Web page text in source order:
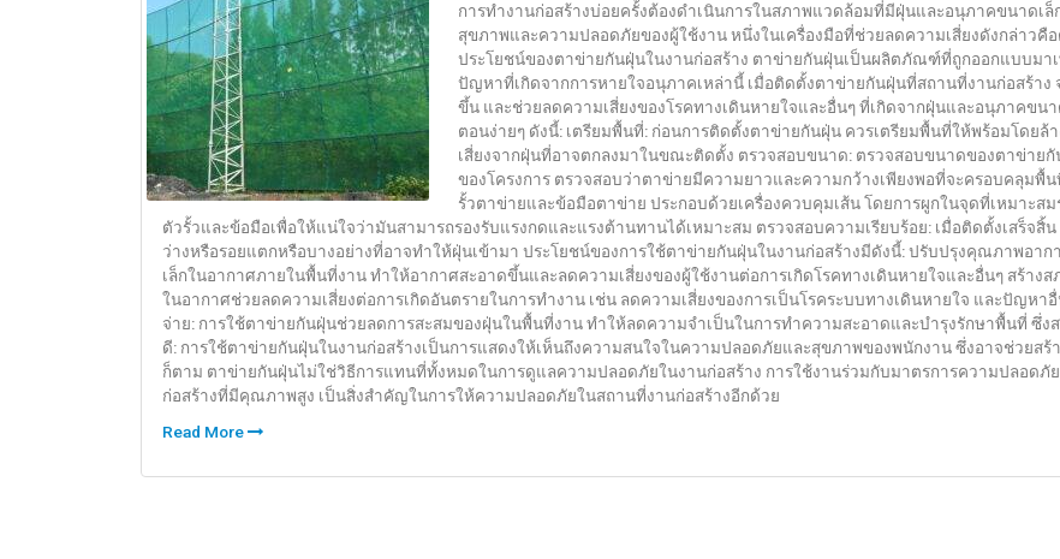
ใช้
และ
ประโยชน์
ของ
ตาข่าย
กัน
ฝุ่น
ใน
งาน
ก่อสร้าง
การทำงานก่อสร้างบ่อยครั้งต้องดำเนินการในสภาพแวดล้อมที่มีฝุ่นและอนุภาคขนาดเ
สุขภาพและความปลอดภัยของผู้ใช้งาน หนึ่งในเครื่องมือที่ช่วยลดความเสี่ยงดังกล่าวคื
ประโยชน์ของตาข่ายกันฝุ่นในงานก่อสร้าง ตาข่ายกันฝุ่นเป็นผลิตภัณฑ์ที่ถูกออกแบบมา
ปัญหาที่เกิดจากการหายใจอนุภาคเหล่านี้ เมื่อติดตั้งตาข่ายกันฝุ่นที่สถานที่งานก่อสร้า
ขึ้น และช่วยลดความเสี่ยงของโรคทางเดินหายใจและอื่นๆ ที่เกิดจากฝุ่นและอนุภาคข
ตอนง่ายๆ ดังนี้: เตรียมพื้นที่: ก่อนการติดตั้งตาข่ายกันฝุ่น ควรเตรียมพื้นที่ให้พร้อมโดย
เสี่ยงจากฝุ่นที่อาจตกลงมาในขณะติดตั้ง ตรวจสอบขนาด: ตรวจสอบขนาดของตาข่าย
ของโครงการ ตรวจสอบว่าตาข่ายมีความยาวและความกว้างเพียงพอที่จะครอบคลุมพื้
รั้วตาข่ายและข้อมือตาข่าย ประกอบด้วยเครื่องควบคุมเส้น โดยการผูกในจุดที่เหมาะ
ตัวรั้วและข้อมือเพื่อให้แน่ใจว่ามันสามารถรองรับแรงกดและแรงต้านทานได้เหมาะสม ตรวจสอบความเรียบร้อย: เมื่อติดตั้งเสร็จ
ว่างหรือรอยแตกหรือบางอย่างที่อาจทำให้ฝุ่นเข้ามา ประโยชน์ของการใช้ตาข่ายกันฝุ่นในงานก่อสร้างมีดังนี้: ปรับปรุงคุณภาพอ
เล็กในอากาศภายในพื้นที่งาน ทำให้อากาศสะอาดขึ้นและลดความเสี่ยงของผู้ใช้งานต่อการเกิดโรคทางเดินหายใจและอื่นๆ สร้า
ในอากาศช่วยลดความเสี่ยงต่อการเกิดอันตรายในการทำงาน เช่น ลดความเสี่ยงของการเป็นโรคระบบทางเดินหายใจ และปัญห
จ่าย: การใช้ตาข่ายกันฝุ่นช่วยลดการสะสมของฝุ่นในพื้นที่งาน ทำให้ลดความจำเป็นในการทำความสะอาดและบำรุงรักษาพื้นที่ ซึ่
ดี: การใช้ตาข่ายกันฝุ่นในงานก่อสร้างเป็นการแสดงให้เห็นถึงความสนใจในความปลอดภัยและสุขภาพของพนักงาน ซึ่งอาจช่วยส
ก็ตาม ตาข่ายกันฝุ่นไม่ใช่วิธีการแทนที่ทั้งหมดในการดูแลความปลอดภัยในงานก่อสร้าง การใช้งานร่วมกับมาตรการความปลอดภั
ก่อสร้างที่มีคุณภาพสูง เป็นสิ่งสำคัญในการให้ความปลอดภัยในสถานที่งานก่อสร้างอีกด้วย
Read More